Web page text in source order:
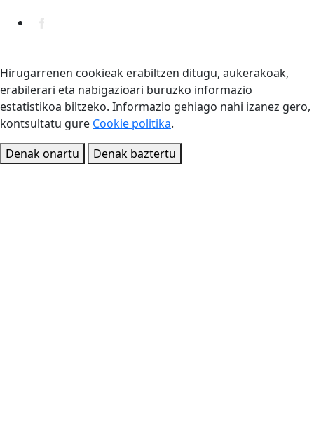
Hirugarrenen cookieak erabiltzen ditugu, aukerakoak,
erabilerari eta nabigazioari buruzko informazio
estatistikoa biltzeko. Informazio gehiago nahi izanez gero,
kontsultatu gure Cookie politika.
Denak onartu
Denak baztertu